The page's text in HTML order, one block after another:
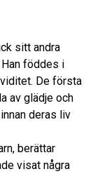
sitt andra
föddes i
De första
av glädje och
deras liv
berättar
visat några